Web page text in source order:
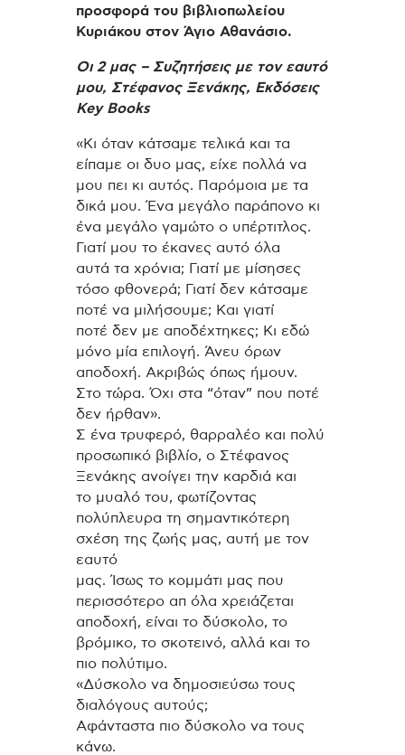
προσφορά του βιβλιοπωλείου
Κυριάκου στον Άγιο Αθανάσιο.
Οι 2 μας – Συζητήσεις με τον εαυτό
μου, Στέφανος Ξενάκης, Εκδόσεις
Key Books
«Kι όταν κάτσαµε τελικά και τα
είπαµε οι δυο µας, είχε πολλά να
µου πει κι αυτός. Παρόµοια µε τα
δικά µου. Ένα µεγάλο παράπονο κι
ένα µεγάλο γαµώτο ο υπέρτιτλος.
Γιατί µου το έκανες αυτό όλα
αυτά τα χρόνια; Γιατί µε µίσησες
τόσο φθονερά; Γιατί δεν κάτσαµε
ποτέ να µιλήσουµε; Και γιατί
ποτέ δεν µε αποδέχτηκες; Κι εδώ
µόνο µία επιλογή. Άνευ όρων
αποδοχή. Ακριβώς όπως ήµουν.
Στο τώρα. Όχι στα “όταν” που ποτέ
δεν ήρθαν».
Σ ένα τρυφερό, θαρραλέο και πολύ
προσωπικό βιβλίο, ο Στέφανος
Ξενάκης ανοίγει την καρδιά και
το µυαλό του, φωτίζοντας
πολύπλευρα τη σηµαντικότερη
σχέση της ζωής µας, αυτή µε τον
εαυτό
µας. Ίσως το κοµµάτι µας που
περισσότερο απ όλα χρειάζεται
αποδοχή, είναι το δύσκολο, το
βρόµικο, το σκοτεινό, αλλά και το
πιο πολύτιµο.
«Δύσκολο να δηµοσιεύσω τους
διαλόγους αυτούς;
Αφάνταστα πιο δύσκολο να τους
κάνω.